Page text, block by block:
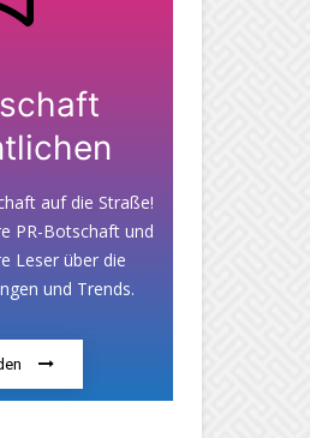
auf die Straße!
PR-Botschaft und
Leser über die
und Trends.